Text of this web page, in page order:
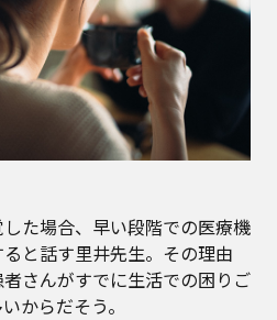
た場合、早い段階での医療機
と話す里井先生。その理由
さんがすでに生活での困りご
からだそう。